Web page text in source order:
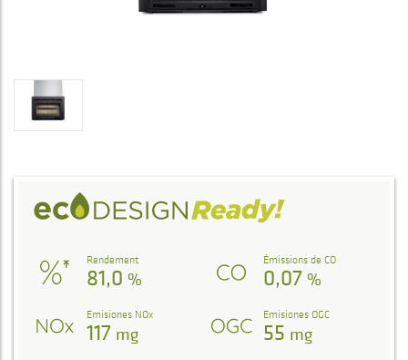
Rendement
81,0 %
Émissions de CO
0,07 %
Emisiones NOx
117 mg
Emisiones OGC
55 mg